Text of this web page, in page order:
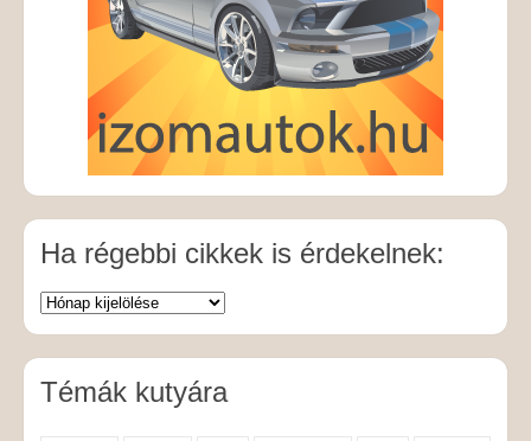
Ha régebbi cikkek is érdekelnek:
Témák kutyára